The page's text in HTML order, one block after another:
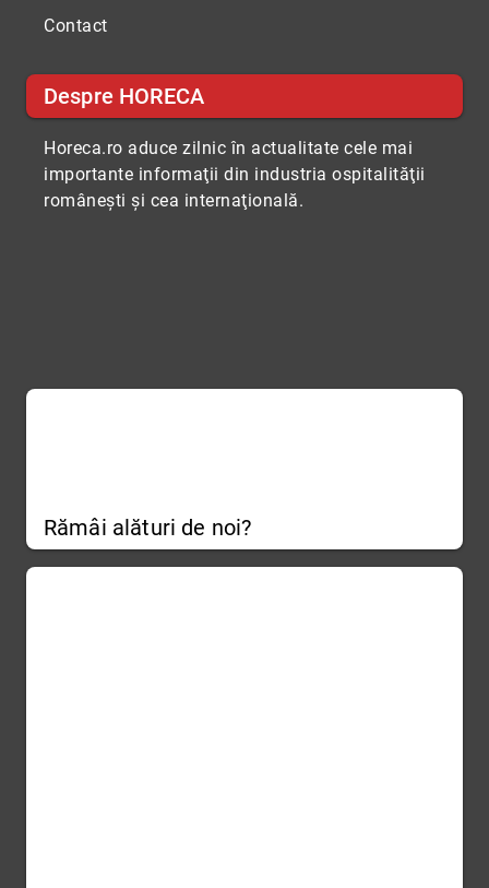
Contact
Despre HORECA
Horeca.ro aduce zilnic în actualitate cele mai
importante informaţii din industria ospitalităţii
româneşti şi cea internaţională.
Rămâi alături de noi?